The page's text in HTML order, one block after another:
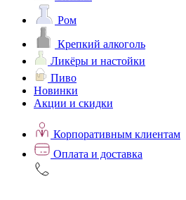
Ром
Крепкий алкоголь
Ликёры и настойки
Пиво
Новинки
Акции и скидки
Корпоративным клиентам
Оплата и доставка